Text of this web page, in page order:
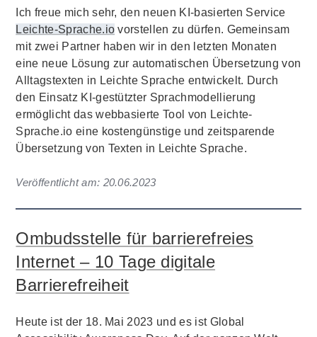
Ich freue mich sehr, den neuen KI-basierten Service
Leichte-Sprache.io vorstellen zu dürfen. Gemeinsam
mit zwei Partner haben wir in den letzten Monaten
eine neue Lösung zur automatischen Übersetzung von
Alltagstexten in Leichte Sprache entwickelt. Durch
den Einsatz KI-gestützter Sprachmodellierung
ermöglicht das webbasierte Tool von Leichte-
Sprache.io eine kostengünstige und zeitsparende
Übersetzung von Texten in Leichte Sprache.
Veröffentlicht am: 20.06.2023
Ombudsstelle für barrierefreies
Internet – 10 Tage digitale
Barrierefreiheit
Heute ist der 18. Mai 2023 und es ist Global